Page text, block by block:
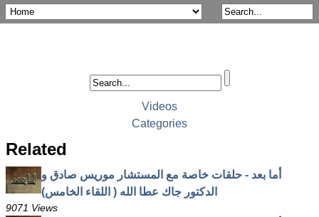
Videos
Categories
Related
أما بعد - حلقات خاصة مع المستشار موريس صادق و
الدكتور جاك عطا الله ( اللقاء الخامس)
9071 Views